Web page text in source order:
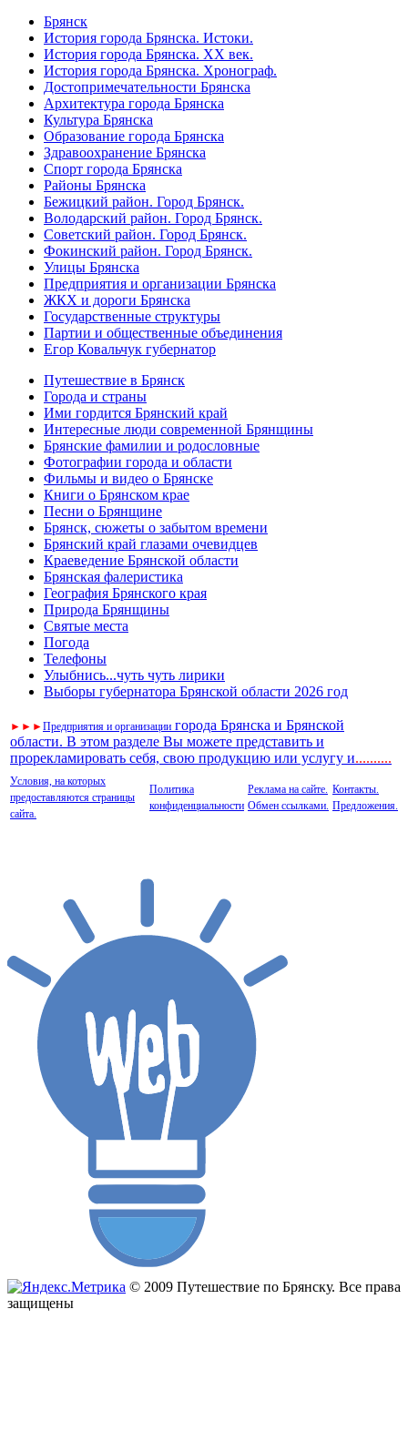
Брянск
История города Брянска. Истоки.
История города Брянска. XX век.
История города Брянска. Хронограф.
Достопримечательности Брянска
Архитектура города Брянска
Культура Брянска
Образование города Брянска
Здравоохранение Брянска
Спорт города Брянска
Районы Брянска
Бежицкий район. Город Брянск.
Володарский район. Город Брянск.
Советский район. Город Брянск.
Фокинский район. Город Брянск.
Улицы Брянска
Предприятия и организации Брянска
ЖКХ и дороги Брянска
Государственные структуры
Партии и общественные объединения
Егор Ковальчук губернатор
Путешествие в Брянск
Города и страны
Ими гордится Брянский край
Интересные люди современной Брянщины
Брянские фамилии и родословные
Фотографии города и области
Фильмы и видео о Брянске
Книги о Брянском крае
Песни о Брянщине
Брянск, сюжеты о забытом времени
Брянский край глазами очевидцев
Краеведение Брянской области
Брянская фалеристика
География Брянского края
Природа Брянщины
Святые места
Погода
Телефоны
Улыбнись...чуть чуть лирики
Выборы губернатора Брянской области 2026 год
► ► ►Предприятия и организации города Брянска и Брянской
области. В этом разделе Вы можете представить и
прорекламировать себя, свою продукцию или услугу и..........
Условия, на которых
предоставляются страницы
сайта.
Политика
конфиденциальности
Реклама на сайте.
Обмен ссылками.
Контакты.
Предложения.
© 2009 Путешествие по Брянску. Все права
защищены